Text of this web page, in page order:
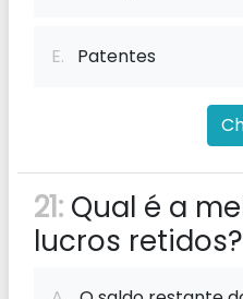
E. Patentes
21: Qual é a
lucros retidos?